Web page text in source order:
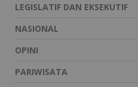
LEGISLATIF DAN EKSEKUTIF
NASIONAL
OPINI
PARIWISATA